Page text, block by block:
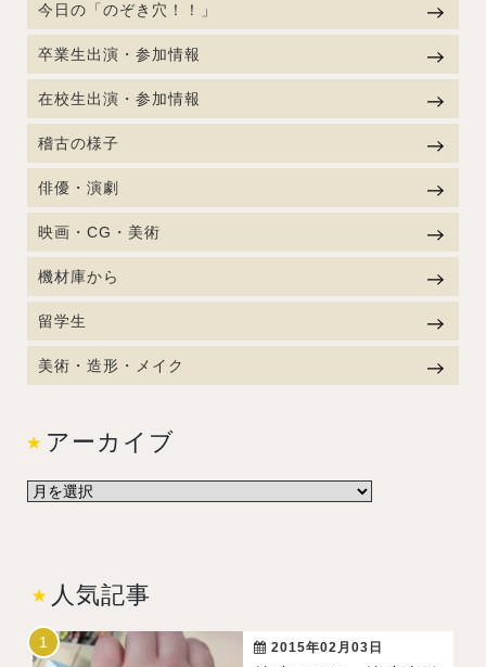
今日の「のぞき穴！！」
卒業生出演・参加情報
在校生出演・参加情報
稽古の様子
俳優・演劇
映画・CG・美術
機材庫から
留学生
美術・造形・メイク
アーカイブ
人気記事
2015年02月03日